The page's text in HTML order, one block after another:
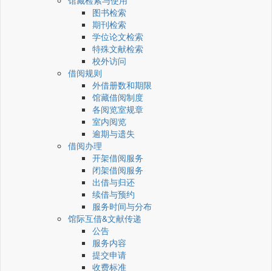
图书检索
期刊检索
学位论文检索
特殊文献检索
校外访问
借阅规则
外借册数和期限
馆藏借阅制度
各阅览室规章
室内阅览
逾期与遗失
借阅办理
开架借阅服务
闭架借阅服务
出借与归还
续借与预约
服务时间与分布
馆际互借&文献传递
公告
服务内容
提交申请
收费标准